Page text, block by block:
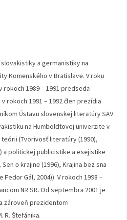
a germanistiky na
Komenského v Bratislave. V roku
rokoch 1989 – 1991 predseda
rokoch 1991 – 1992 člen prezídia
Ústavu slovenskej literatúry SAV
na Humboldtovej univerzite v
(Tvorivosť literatúry (1990),
a politickej publicistike a esejistike
o krajine (1996), Krajina bez sna
Fedor Gál, 2004)). V rokoch 1998 –
NR SR. Od septembra 2001 je
zároveň prezidentom
R. Štefánika.